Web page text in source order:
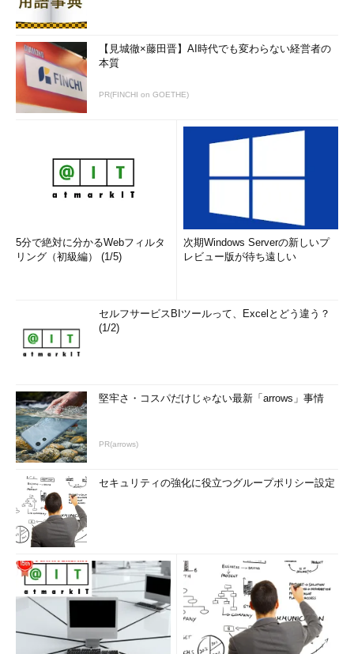
業名で、幼稚園に講師を派遣する形です。こちらも開始から10年
になります。
収益性、ITに関する課題解決のため、コンサルティングを検討
森川そもそも、経営コンサルタントを雇おうとした動機は何だ
ったのですか。
2011年に開校した第2校の収益性が低かったのが、コ
ンサルティングを考え始めたきっかけでした。広告を出して、生
徒を確保する必要があると思ったのです。
それだけなら広告代理店に相談すればいいのですが、もう一つ
課題がありました。生徒と講師、指導関連データの管理システム
です。
料ツールを組み合わせて管理しています。作ってくれた人には感
謝していますが、「当院の規模で本当に無料ツールでいいの
か？」という疑問もありました。それにこのシステムでは、デー
の人に、一度システムを整理整頓してほしいと思っていました。
こういう状況だったので、「ITが分かる経営コンサルタントが
いたらいいな」と思っていました。今後は事業を息子に引き継
ぎ、全国規模で展開したいと考えているため、IT化はますます重
要になると思っています。
森川亀ヶ川さんと知り合ったきっかけを教えてください。
平山さん当院の生徒、Yさんの紹介です。Yさんにこの悩みに
ついて少し話したところ、経営コンサルタントを目指していて、
ITもよく知っている友人がいるとのことでした。それを聞いて、
すぐにでも会いたいとお願いしたのです。
「理念に共感してくれた」ことが一番の決め手
【見城徹×藤田晋】AI時代でも変わらない経営者の
本質
PR(FINCHI on GOETHE)
5分で絶対に分かるWebフィルタ
リング（初級編） (1/5)
次期Windows Serverの新しいプ
レビュー版が待ち遠しい
セルフサービスBIツールって、Excelとどう違う？
(1/2)
堅牢さ・コスパだけじゃない最新「arrows」事情
PR(arrows)
セキュリティの強化に役立つグループポリシー設定